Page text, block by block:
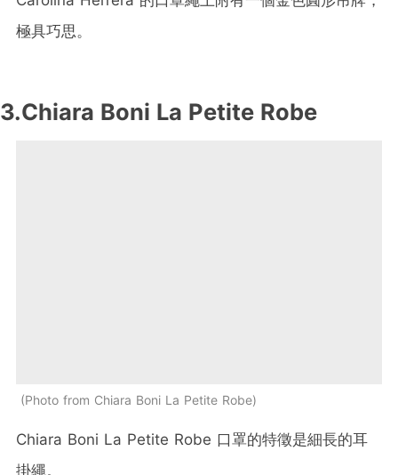
極具巧思。
3.Chiara Boni La Petite Robe
Photo from Chiara Boni La Petite Robe
Chiara Boni La Petite Robe 口罩的特徵是細長的耳
掛繩。